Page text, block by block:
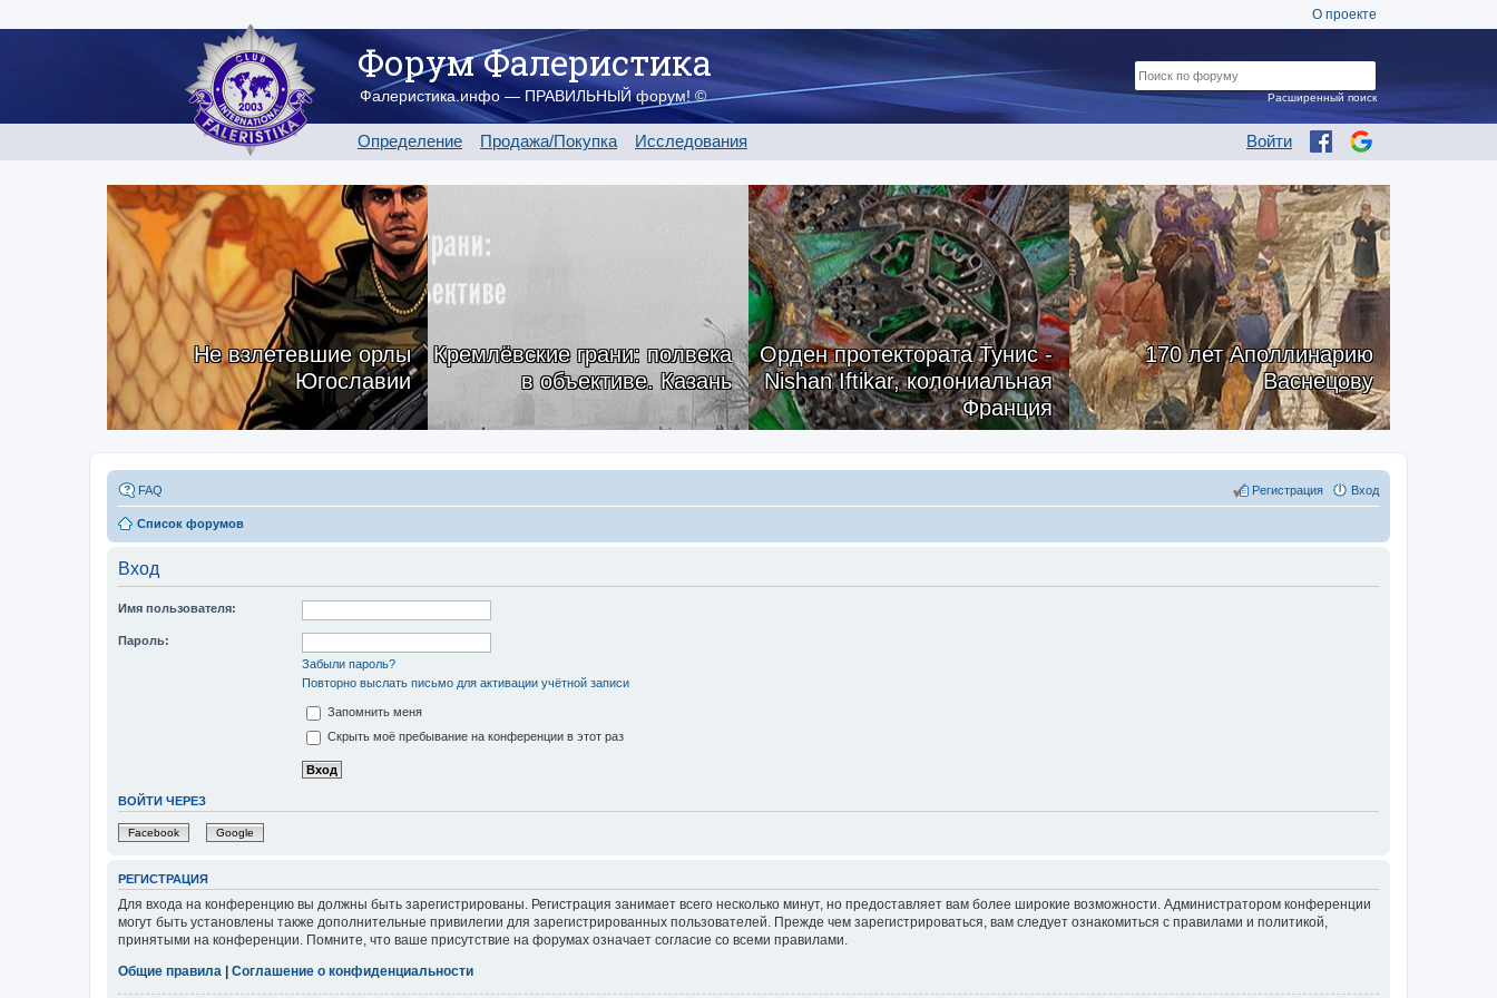
О проекте
Форум Фалеристика
Фалеристика.инфо — ПРАВИЛЬНЫЙ форум! ©
Определение Продажа/Покупка Исследования Войти
Расширенный поиск
Не взлетевшие орлы
Югославии
Кремлёвские грани: полвека
в объективе. Казань
Орден протектората Тунис -
Nishan Iftikar, колониальная
Франция
170 лет Аполлинарию
Васнецову
FAQ Вход
Регистрация
Список форумов
Вход
Имя пользователя:
Пароль:
Забыли пароль?
Повторно выслать письмо для активации учётной записи
Запомнить меня
Скрыть моё пребывание на конференции в этот раз
ВОЙТИ ЧЕРЕЗ
Facebook Google
РЕГИСТРАЦИЯ
Для входа на конференцию вы должны быть зарегистрированы. Регистрация занимает всего несколько минут, но предоставляет вам более широкие возможности. Администратором конференции
могут быть установлены также дополнительные привилегии для зарегистрированных пользователей. Прежде чем зарегистрироваться, вам следует ознакомиться с правилами и политикой,
принятыми на конференции. Помните, что ваше присутствие на форумах означает согласие со всеми правилами.
Общие правила
Соглашение о конфиденциальности